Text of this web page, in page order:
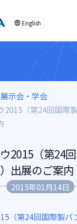
English
展示会・学会
2015（第24回国際
2015（第24
出展のご案内
2015年01月14日
（第24回国際製パ